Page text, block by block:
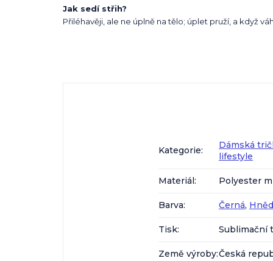
Jak sedí střih?
Přiléhavěji, ale ne úplně na tělo; úplet pruží, a když
Kategorie:
Dámská
lifestyle
Materiál: Polyester
Barva: Černá,
Tisk: Sublimační
Země výroby:Česká